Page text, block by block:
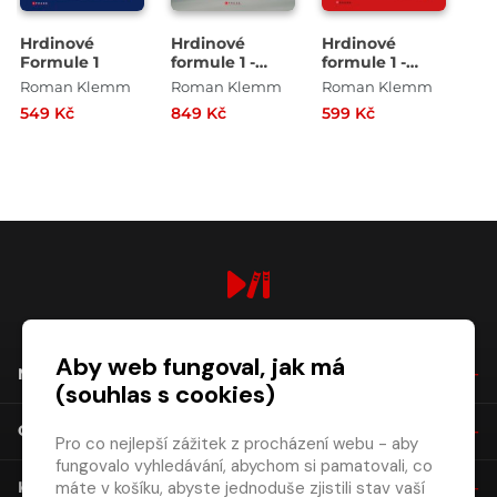
Hrdinové
Formule 1
Roman Klemm
549 Kč
Hrdinové
formule 1 -
Osm
snů
Roman Klemm
849 Kč
Hrdinové
formule 1 -
Clark,
Mansell
Roman Klemm
599 Kč
NÁKUP
O SPOLEČNOSTI
KONTAKT
Aby web fungoval, jak má
(souhlas s cookies)
Pro co nejlepší zážitek z procházení webu - aby
fungovalo vyhledávání, abychom si pamatovali, co
máte v košíku, abyste jednoduše zjistili stav vaší